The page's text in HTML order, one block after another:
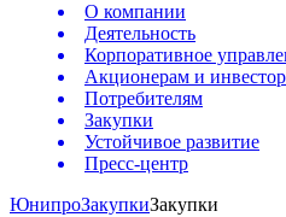
О компании
Деятельность
Корпоративное
Акционерам и
Потребителям
Закупки
Устойчивое развитие
Пресс-центр
ЮнипроЗакупкиЗакупки